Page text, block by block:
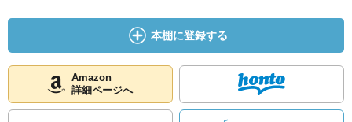
本棚に登録する
Amazon
詳細ページへ